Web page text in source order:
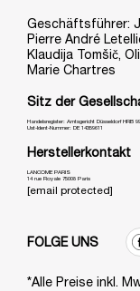
Geschäftsführer:
Pierre André
Klaudija Tomšič,
Marie Chartres
Sitz der
Handelsregister: Amtsgericht Düsseldorf HRB
Ust-Ident-Nummer: DE 14359611
Herstellerkontakt
LANCOME PARIS
14 rue Royale 75008 Paris
[email protected]
FOLGE UNS
*Alle Preise inkl.